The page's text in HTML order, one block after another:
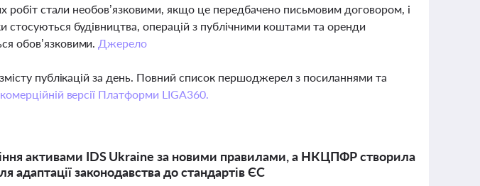
робіт стали необов’язковими, якщо це передбачено письмовим договором, і
стосуються будівництва, операцій з публічними коштами та оренди
обов’язковими. Джерело
публікацій за день. Повний список першоджерел з посиланнями та
комерційній версії Платформи LIGA360.
активами IDS Ukraine за новими правилами, а НКЦПФР створила
адаптації законодавства до стандартів ЄС